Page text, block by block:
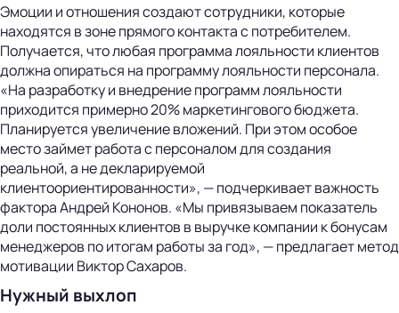
Эмоции и отношения создают сотрудники, которые
находятся в зоне прямого контакта с потребителем.
Получается, что любая программа лояльности клиентов
должна опираться на программу лояльности персонала.
«На разработку и внедрение программ лояльности
приходится примерно 20% маркетингового бюджета.
Планируется увеличение вложений. При этом особое
место займет работа с персоналом для создания
реальной, а не декларируемой
клиентоориентированности», — подчеркивает важность
фактора Андрей Кононов. «Мы привязываем показатель
доли постоянных клиентов в выручке компании к бонусам
менеджеров по итогам работы за год», — предлагает метод
мотивации Виктор Сахаров.
Нужный выхлоп